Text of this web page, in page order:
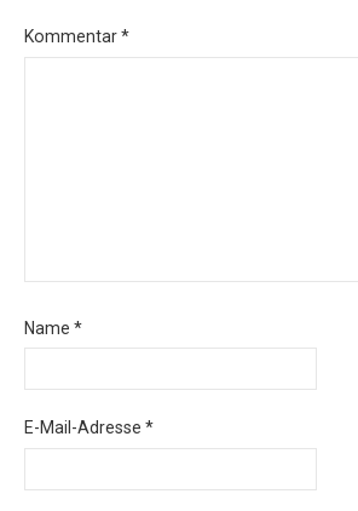
Kommentar*
Name *
E-Mail-Adresse *